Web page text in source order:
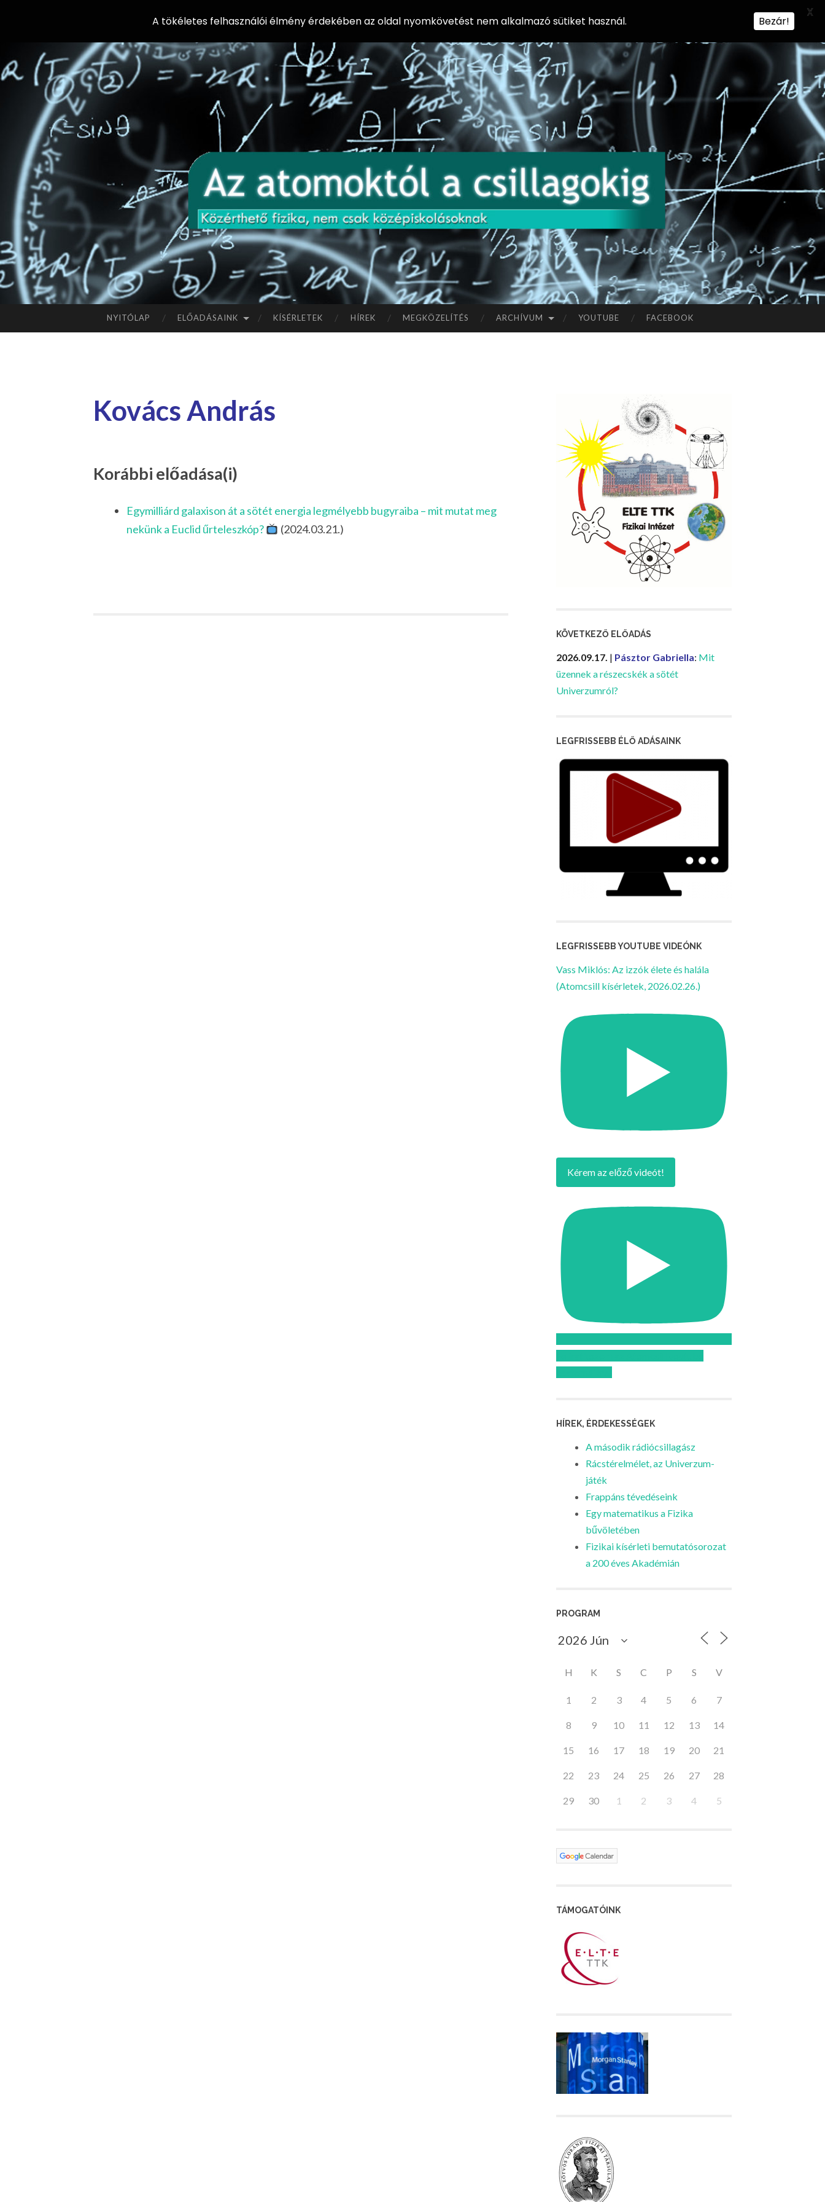
AZ
AT
OM
OK
TÓ
L A
Előadássorozat
középiskolásoknak
az ELTE
Természettudományi
Kar Fizikai
Intézetében
A
NYITÓLAP ELŐADÁSAINK KÍSÉRLETEK HÍREK MEGKÖZELÍTÉS ARCHÍVUM YOUTUBE FACEBOOK
Kovács András
Korábbi előadása(i)
Egymilliárd galaxison át a sötét energia legmélyebb bugyraiba – mit mutat meg
nekünk a Euclid űrteleszkóp?
(2024.03.21.)
KÖVETKEZŐ ELŐADÁS
2026.09.17. | Pásztor Gabriella: Mit
üzennek a részecskék a sötét
Univerzumról?
LEGFRISSEBB ÉLŐ ADÁSAINK
LEGFRISSEBB YOUTUBE VIDEÓNK
Vass Miklós: Az izzók élete és halála
(Atomcsill kísérletek, 2026.02.26.)
Kérem az előző videót!
HÍREK, ÉRDEKESSÉGEK
A második rádiócsillagász
Rácstérelmélet, az Univerzum-
játék
Frappáns tévedéseink
Egy matematikus a Fizika
bűvöletében
Fizikai kísérleti bemutatósorozat
a 200 éves Akadémián
PROGRAM
H K S C P S V
1 2 3 4 5 6 7
8 9 10 11 12 13 14
15 16 17 18 19 20 21
22 23 24 25 26 27 28
29 30 1 2 3 4 5
TÁMOGATÓINK
A tökéletes felhasználói élmény érdekében az oldal nyomkövetést nem alkalmazó sütiket használ. Bezár!
X